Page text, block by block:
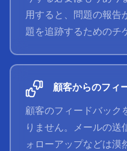
用すると、問題の報告
題を追跡するためのチ
顧客からのフィ
顧客のフィードバック
りません。メールの送
ォローアップなどは漠